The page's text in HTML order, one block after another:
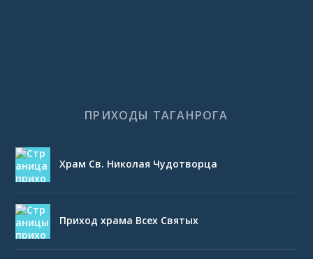
ПРИХОДЫ ТАГАНРОГА
Храм Св. Николая Чудотворца
Приход храма Всех Святых